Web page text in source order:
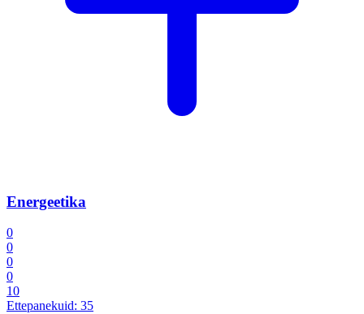
Energeetika
0
0
0
0
10
Ettepanekuid: 35